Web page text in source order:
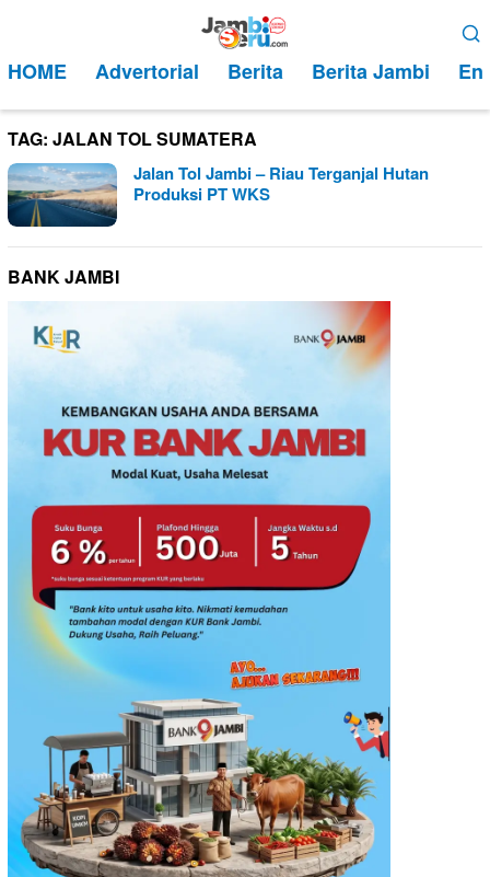
kontenMobile
HOME Advertorial Berita Berita Jambi
TAG: JALAN TOL SUMATERA
Jalan Tol Jambi – Riau Terganjal Hutan
Produksi PT WKS
BANK JAMBI